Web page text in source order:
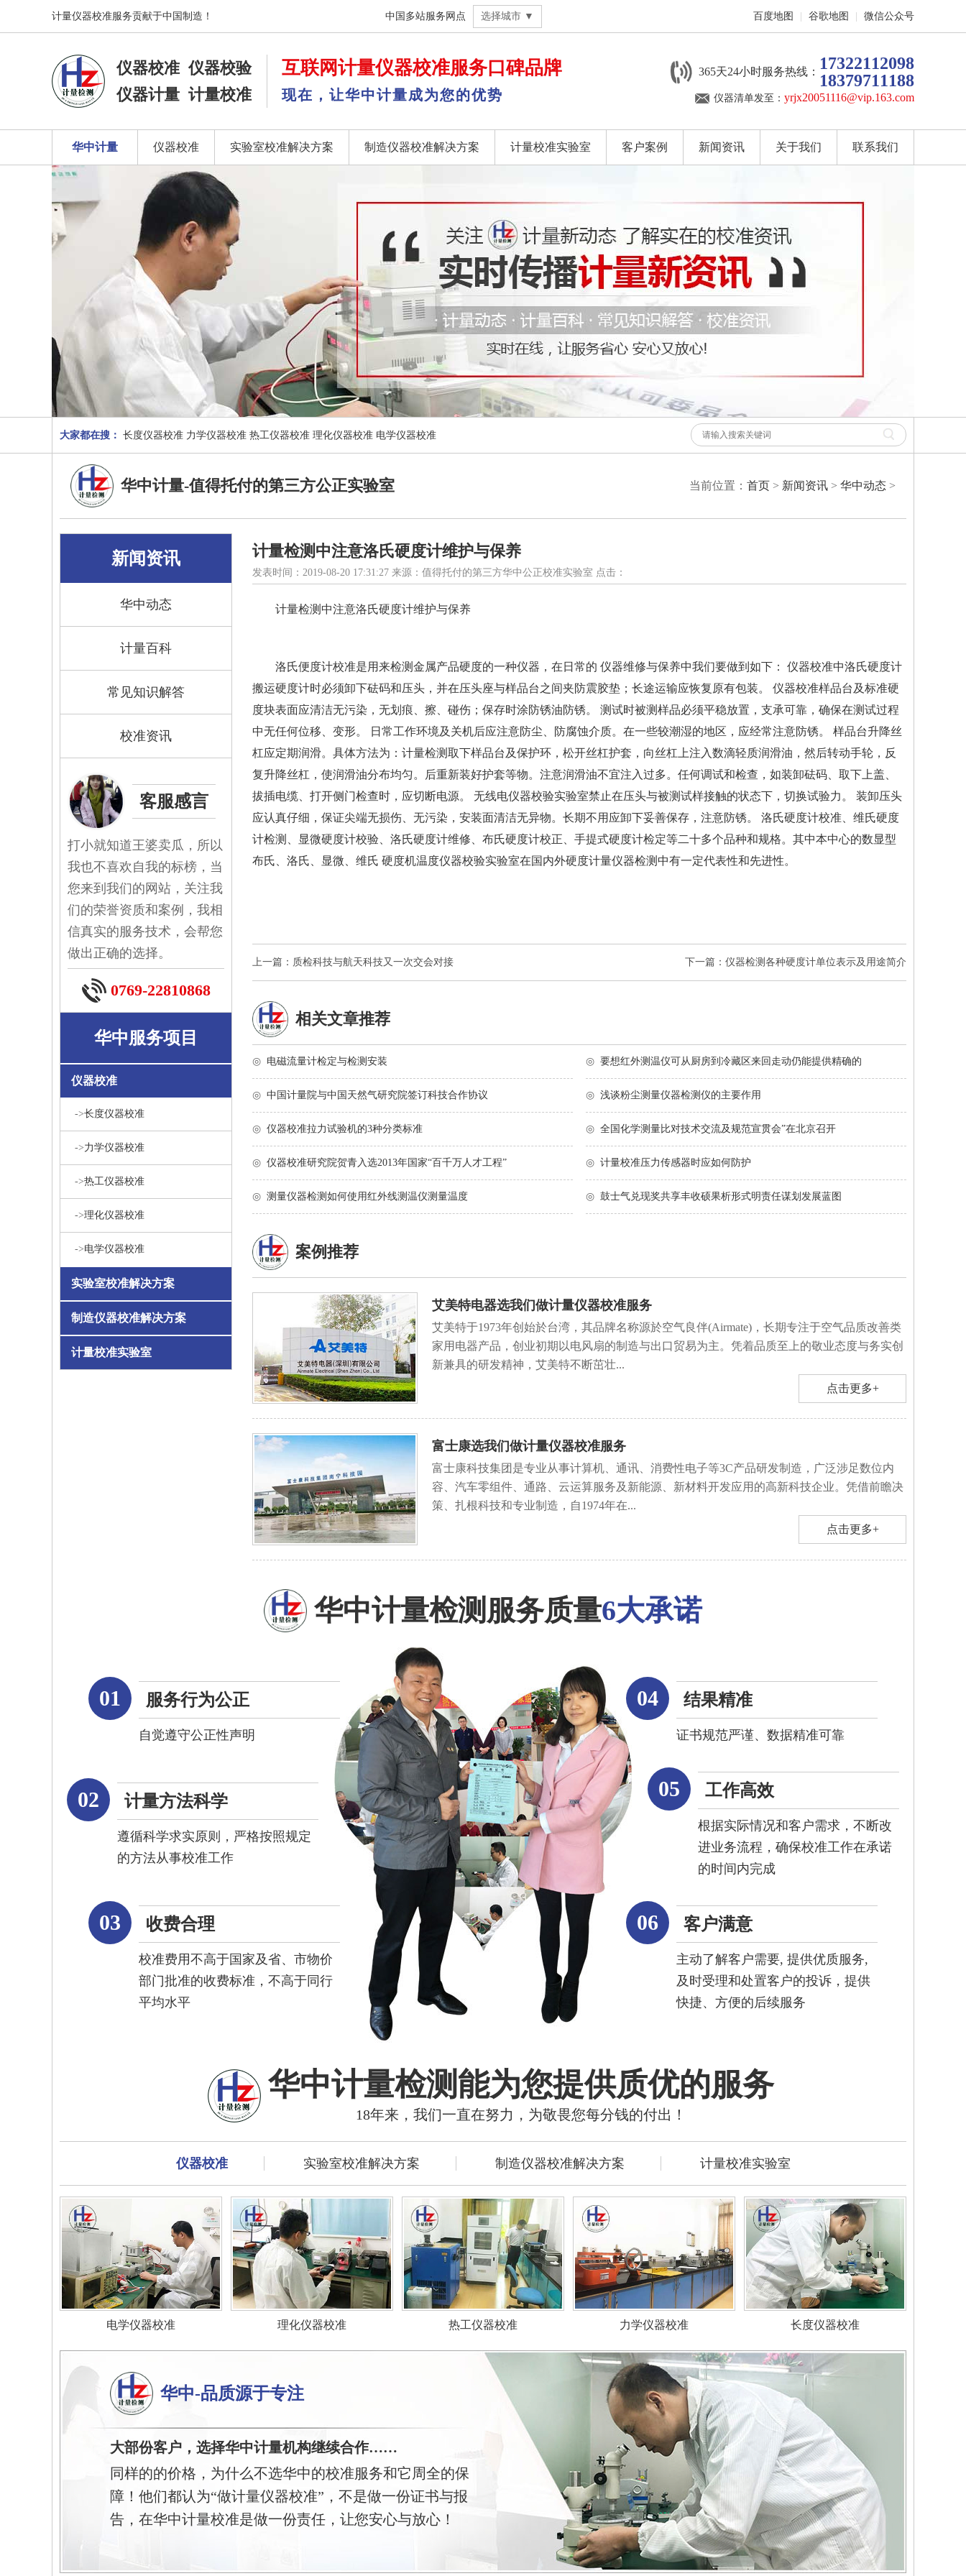
计量仪器校准服务贡献于中国制造！ 中国多站服务网点 选择城市 ▼ 百度地图 谷歌地图 微信公众号
仪器校准 仪器校验
仪器计量 计量校准
互联网计量仪器校准服务口碑品牌
现在，让华中计量成为您的优势
365天24小时服务热线： 17322112098
18379711188
仪器清单发至： yrjx20051116@vip.163.com
华中计量 仪器校准 实验室校准解决方案 制造仪器校准解决方案 计量校准实验室 客户案例 新闻资讯 关于我们 联系我们
大家都在搜： 长度仪器校准 力学仪器校准 热工仪器校准 理化仪器校准 电学仪器校准
当前位置： 首页 > 新闻资讯 > 华中动态 >
华中计量-值得托付的第三方公正实验室
新闻资讯
华中动态
计量百科
常见知识解答
校准资讯
客服感言
打小就知道王婆卖瓜，所以
我也不喜欢自我的标榜，当
您来到我们的网站，关注我
们的荣誉资质和案例，我相
信真实的服务技术，会帮您
做出正确的选择。
0769-22810868
华中服务项目
仪器校准
->长度仪器校准
->力学仪器校准
->热工仪器校准
->理化仪器校准
->电学仪器校准
实验室校准解决方案
制造仪器校准解决方案
计量校准实验室
计量检测中注意洛氏硬度计维护与保养
发表时间：2019-08-20 17:31:27 来源：值得托付的第三方华中公正校准实验室 点击：
计量检测中注意洛氏硬度计维护与保养
洛氏便度计校准是用来检测金属产品硬度的一种仪器，在日常的 仪器维修与保养中我们要做到如下： 仪器校准中洛氏硬度计
搬运硬度计时必须卸下砝码和压头，并在压头座与样品台之间夹防震胶垫；长途运输应恢复原有包装。 仪器校准样品台及标准硬
度块表面应清洁无污染，无划痕、擦、碰伤；保存时涂防锈油防锈。 测试时被测样品必须平稳放置，支承可靠，确保在测试过程
中无任何位移、变形。 日常工作环境及关机后应注意防尘、防腐蚀介质。在一些较潮湿的地区，应经常注意防锈。 样品台升降丝
杠应定期润滑。具体方法为： 计量检测取下样品台及保护环，松开丝杠护套，向丝杠上注入数滴轻质润滑油，然后转动手轮，反
复升降丝杠，使润滑油分布均匀。后重新装好护套等物。注意润滑油不宜注入过多。任何调试和检查，如装卸砝码、取下上盖、
拔插电缆、打开侧门检查时，应切断电源。 无线电仪器校验实验室禁止在压头与被测试样接触的状态下，切换试验力。 装卸压头
应认真仔细，保证尖端无损伤、无污染，安装面清洁无异物。长期不用应卸下妥善保存，注意防锈。 洛氏硬度计校准、维氏硬度
计检测、显微硬度计校验、洛氏硬度计维修、布氏硬度计校正、手提式硬度计检定等二十多个品种和规格。其中本中心的数显型
布氏、洛氏、显微、维氏 硬度机温度仪器校验实验室在国内外硬度计量仪器检测中有一定代表性和先进性。
下一篇：仪器检测各种硬度计单位表示及用途简介
上一篇：质检科技与航天科技又一次交会对接
相关文章推荐
◎ 电磁流量计检定与检测安装 ◎ 要想红外测温仪可从厨房到冷藏区来回走动仍能提供精确的
◎ 中国计量院与中国天然气研究院签订科技合作协议 ◎ 浅谈粉尘测量仪器检测仪的主要作用
◎ 仪器校准拉力试验机的3种分类标准 ◎ 全国化学测量比对技术交流及规范宣贯会”在北京召开
◎ 仪器校准研究院贺青入选2013年国家“百千万人才工程” ◎ 计量校准压力传感器时应如何防护
◎ 测量仪器检测如何使用红外线测温仪测量温度 ◎ 鼓士气兑现奖共享丰收硕果析形式明责任谋划发展蓝图
案例推荐
艾美特电器选我们做计量仪器校准服务
艾美特于1973年创始於台湾，其品牌名称源於空气良伴(Airmate)，长期专注于空气品质改善类
家用电器产品，创业初期以电风扇的制造与出口贸易为主。凭着品质至上的敬业态度与务实创
新兼具的研发精神，艾美特不断茁壮...
点击更多+
富士康选我们做计量仪器校准服务
富士康科技集团是专业从事计算机、通讯、消费性电子等3C产品研发制造，广泛涉足数位内
容、汽车零组件、通路、云运算服务及新能源、新材料开发应用的高新科技企业。凭借前瞻决
策、扎根科技和专业制造，自1974年在...
点击更多+
华中计量检测服务质量6大承诺
01 服务行为公正
自觉遵守公正性声明
02 计量方法科学
遵循科学求实原则，严格按照规定
的方法从事校准工作
03 收费合理
校准费用不高于国家及省、市物价
部门批准的收费标准，不高于同行
平均水平
04 结果精准
证书规范严谨、数据精准可靠
05 工作高效
根据实际情况和客户需求，不断改
进业务流程，确保校准工作在承诺
的时间内完成
06 客户满意
主动了解客户需要, 提供优质服务,
及时受理和处置客户的投诉，提供
快捷、方便的后续服务
华中计量检测能为您提供质优的服务
18年来，我们一直在努力，为敬畏您每分钱的付出！
仪器校准 实验室校准解决方案 制造仪器校准解决方案 计量校准实验室
电学仪器校准 理化仪器校准 热工仪器校准 力学仪器校准 长度仪器校准
华中-品质源于专注
大部份客户，选择华中计量机构继续合作……
同样的的价格，为什么不选华中的校准服务和它周全的保
障！他们都认为“做计量仪器校准”，不是做一份证书与报
告，在华中计量校准是做一份责任，让您安心与放心！